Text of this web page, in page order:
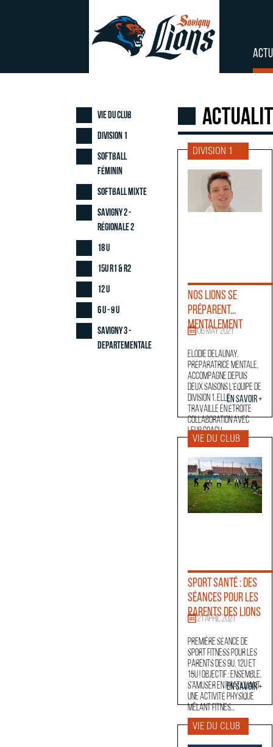
DIVISION 1
Nos Lions se
préparent...
mentalement
06 May 2021
Elodie Delaunay,
préparatrice mentale,
accompagne depuis
deux saisons l'équipe de
Division 1. Elle
travaille en étroite
collaboration avec
leur coach,...
En savoir +
VIE DU CLUB
Sport santé : des
séances pour les
parents des Lions
21 April 2021
Première séance de
sport fitness pour les
parents des 9U, 12U et
15U ! Objectif : ensemble,
s’amuser en pratiquant
une activité physique
mêlant fitnes...
En savoir +
VIE DU CLUB
Vie du club
Division 1
Softball
Féminin
Softball Mixte
Savigny 2 -
Régionale 2
18 U
15U R1 & R2
12 U
6 U - 9 U
Savigny 3 -
Departementale